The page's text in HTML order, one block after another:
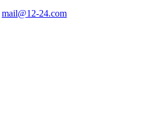
mail@12-24.com